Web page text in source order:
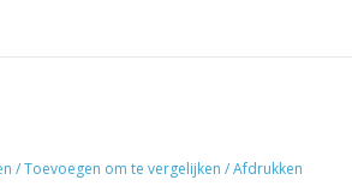
/Toevoegen om te vergelijken /Afdrukken